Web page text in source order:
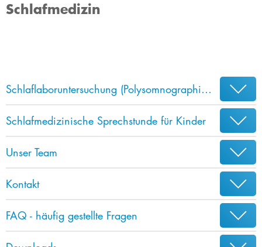
Schlafmedizin
Schlaflaboruntersuchung (Polysomnographie) bei Kindern
Schlafmedizinische Sprechstunde für Kinder
Unser Team
Kontakt
FAQ - häufig gestellte Fragen